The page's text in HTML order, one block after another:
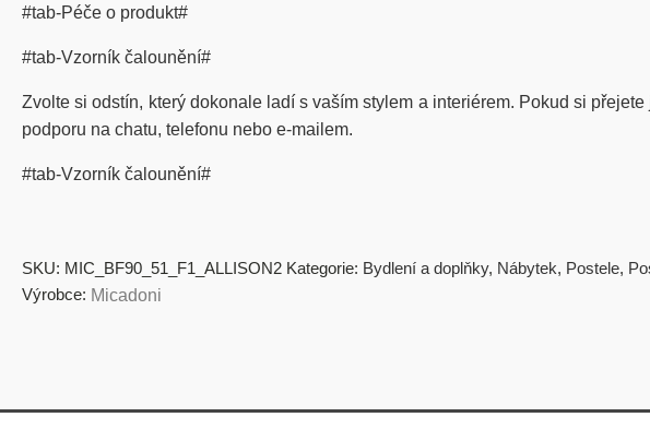
#tab-Péče o produkt#
#tab-Vzorník čalounění#
Zvolte si odstín, který dokonale ladí s vaším stylem a interiérem. Pokud si
podporu na chatu, telefonu nebo e-mailem.
#tab-Vzorník čalounění#
SKU: MIC_BF90_51_F1_ALLISON2 Kategorie: Bydlení a doplňky, Nábytek, Postele,
Výrobce: Micadoni